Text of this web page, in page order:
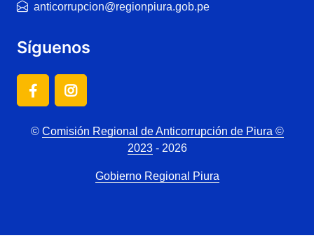
anticorrupcion@regionpiura.gob.pe
Síguenos
© Comisión Regional de Anticorrupción de Piura ©
2023- 2026
Gobierno Regional Piura